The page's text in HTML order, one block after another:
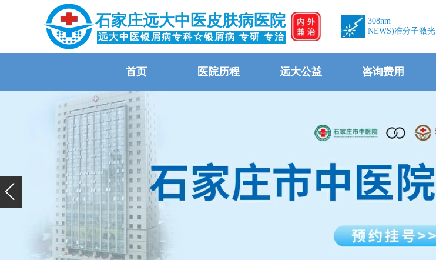
石家庄远大中医皮肤病医院
远大中医银屑病专科☆银屑病 专研 专治
308nm
NEWS)准分子激光
首页 医院历程 远大公益 咨询费用